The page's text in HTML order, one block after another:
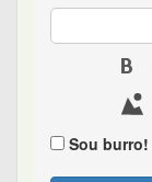
Sou burro!